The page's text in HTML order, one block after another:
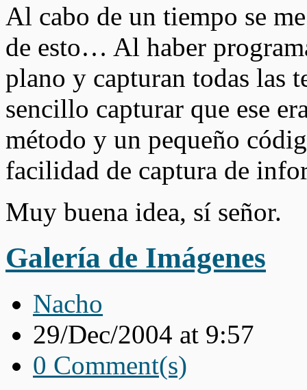
Al cabo de un tiempo se
de esto… Al haber
plano y capturan todas las
sencillo capturar que ese
método y un pequeño
facilidad de captura de
Muy buena idea, sí señor.
Galería de Imágenes
Nacho
29/Dec/2004 at 9:57
0 Comment(s)